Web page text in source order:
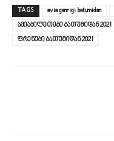
TAGS avia ganrigi batumidan
ავიაბილეთები ბათუმიდან 2021
ფრენები ბათუმიდან 2021